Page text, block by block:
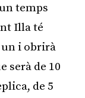
temps
Illa té
un i obrirà
serà de 10
de 5